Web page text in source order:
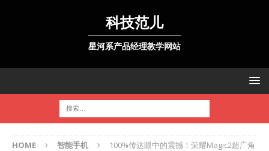
科技范儿
星河系产品经理教学网站
HOME 智能手机
100%传达眼中的震撼！荣耀Magic2超广角